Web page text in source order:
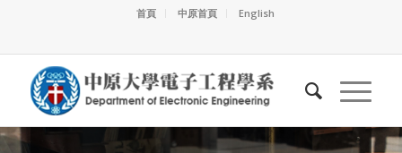
首頁 中原首頁 English